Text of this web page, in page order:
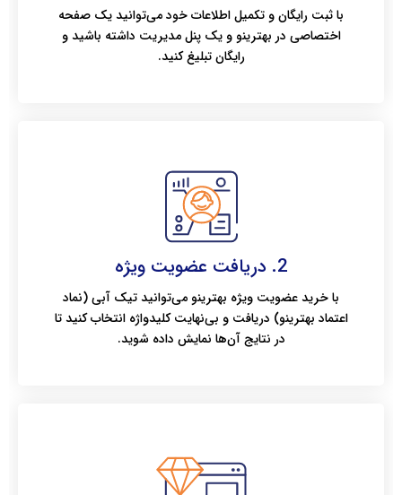
با ثبت رایگان و تکمیل اطلاعات خود می‌توانید یک صفحه
اختصاصی در بهترینو و یک پنل مدیریت داشته باشید و
رایگان تبلیغ کنید.
2. دریافت عضویت ویژه
با خرید عضویت ویژه بهترینو می‌توانید تیک آبی (نماد
اعتماد بهترینو) دریافت و بی‌نهایت کلیدواژه انتخاب کنید تا
در نتایج آن‌ها نمایش داده شوید.